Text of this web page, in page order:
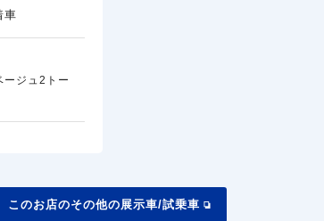
車
ージュ2トー
このお店のその他の展示車/試乗車